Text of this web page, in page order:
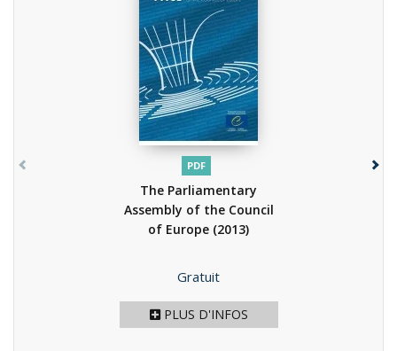
PDF
The Parliamentary
Assembly of the Council
of Europe (2013)
Prix
Gratuit
PLUS D'INFOS